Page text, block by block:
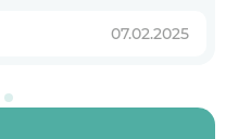
07.02.2025
в